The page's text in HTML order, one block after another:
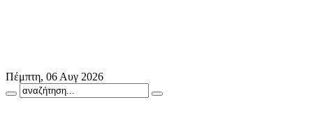
Πέμπτη, 06 Αυγ 2026